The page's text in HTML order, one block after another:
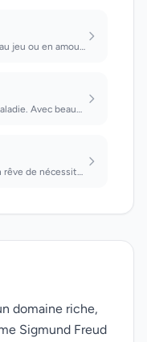
Symbole de passions simples au jeu ou en amour. Sain que l'on a : chance dans to...
Charnue : bonheur. Maigre : maladie. Avec beaucoup de poils : on sera protégé co...
Si ce n'est pas directement un rêve de nécessité, sens purement sexuel. Que l'on...
domaine riche,
Sigmund Freud